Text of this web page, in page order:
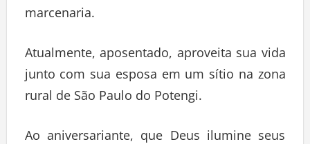
marcenaria.
Atualmente, aposentado, aproveita sua vida
junto com sua esposa em um sítio na zona
rural de São Paulo do Potengi.
Ao aniversariante, que Deus ilumine seus